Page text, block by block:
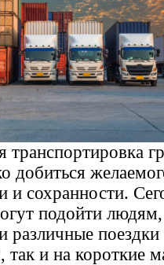
транспортировка
добиться
и сохранности.
подойти
различные поездки
так и на короткие